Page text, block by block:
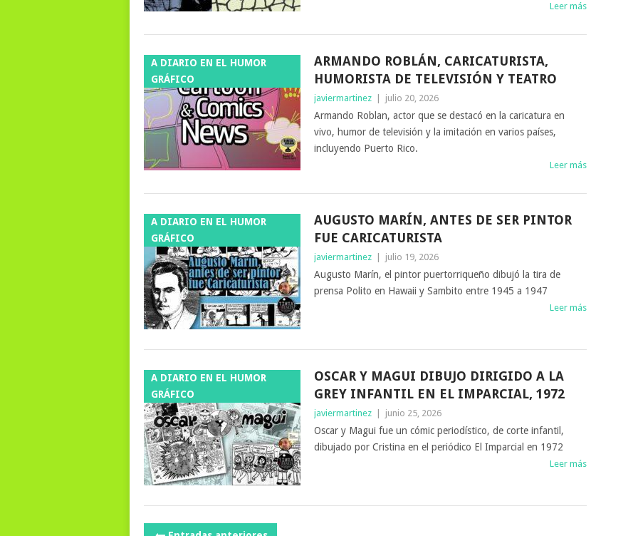
Leer más
A DIARIO EN EL HUMOR
GRÁFICO
ARMANDO ROBLÁN, CARICATURISTA,
HUMORISTA DE TELEVISIÓN Y TEATRO
javiermartinez | julio 20, 2026
Armando Roblan, actor que se destacó en la caricatura en
vivo, humor de televisión y la imitación en varios países,
incluyendo Puerto Rico.
Leer más
A DIARIO EN EL HUMOR
GRÁFICO
AUGUSTO MARÍN, ANTES DE SER PINTOR
FUE CARICATURISTA
javiermartinez | julio 19, 2026
Augusto Marín, el pintor puertorriqueño dibujó la tira de
prensa Polito en Hawaii y Sambito entre 1945 a 1947
Leer más
A DIARIO EN EL HUMOR
GRÁFICO
OSCAR Y MAGUI DIBUJO DIRIGIDO A LA
GREY INFANTIL EN EL IMPARCIAL, 1972
javiermartinez | junio 25, 2026
Oscar y Magui fue un cómic periodístico, de corte infantil,
dibujado por Cristina en el periódico El Imparcial en 1972
Leer más